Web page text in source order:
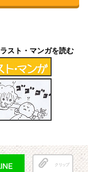
スト・マンガを読む
クリップ